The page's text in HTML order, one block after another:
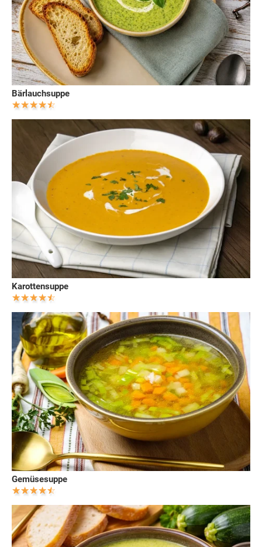
Bärlauchsuppe
Karottensuppe
Gemüsesuppe